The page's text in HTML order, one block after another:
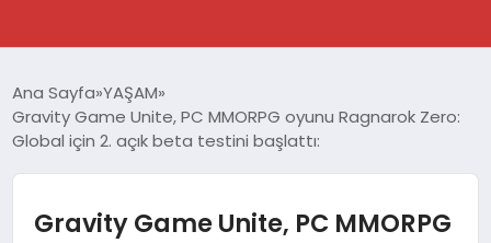
SPOR
Ana Sayfa YAŞAM
Gravity Game Unite, PC MMORPG oyunu Ragnarok Zero:
Global için 2. açık beta testini başlattı:
Gravity Game Unite, PC MMORPG